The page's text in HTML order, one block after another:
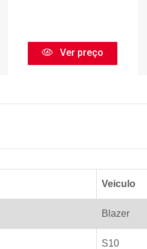
Ver preço
Veiculo
Blazer
S10